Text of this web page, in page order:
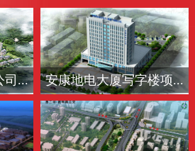
司... 安康地电大厦写字楼项...